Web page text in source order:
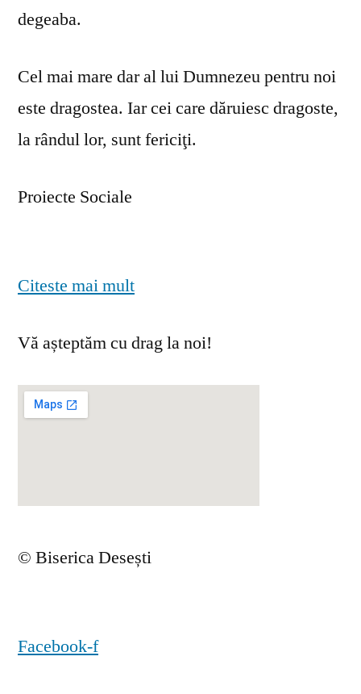
degeaba.
Cel mai mare dar al lui Dumnezeu pentru noi
este dragostea. Iar cei care dăruiesc dragoste,
la rândul lor, sunt fericiţi.
Proiecte Sociale
Citeste mai mult
Vă așteptăm cu drag la noi!
© Biserica Desești
Facebook-f